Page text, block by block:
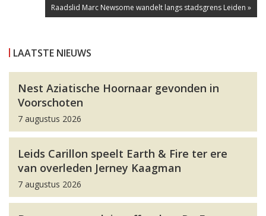
Raadslid Marc Newsome wandelt langs stadsgrens Leiden »
LAATSTE NIEUWS
Nest Aziatische Hoornaar gevonden in
Voorschoten
7 augustus 2026
Leids Carillon speelt Earth & Fire ter ere
van overleden Jerney Kaagman
7 augustus 2026